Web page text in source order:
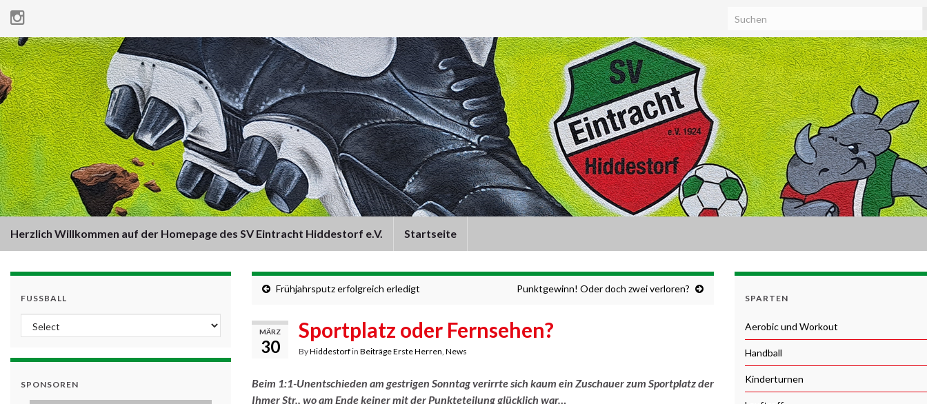
Herzlich Willkommen auf der Homepage des SV Eintracht Hiddestorf e.V. Startseite
FUSSBALL
SPONSOREN
Frühjahrsputz erfolgreich erledigt Punktgewinn! Oder doch zwei verloren?
MÄRZ
30
Sportplatz oder Fernsehen?
ByHiddestorfin Beiträge Erste Herren, News
Beim 1:1-Unentschieden am gestrigen Sonntag verirrte sich kaum ein Zuschauer zum Sportplatz der
Ihmer Str., wo am Ende keiner mit der Punkteteilung glücklich war…
SPARTEN
Aerobic und Workout
Handball
Kinderturnen